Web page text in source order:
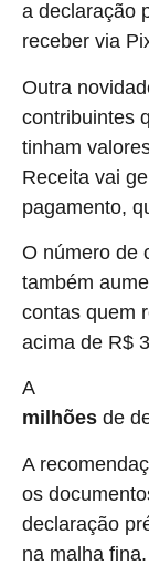
a declaração
receber via
Outra
contribuintes
tinham
Receita vai
pagamento,
O número de
também
contas quem
acima de R$
A
milhões de
A
os
declaração
na malha fina.